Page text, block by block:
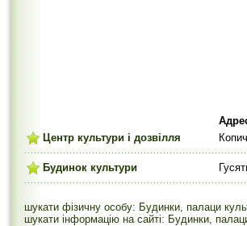
Центр культури і дозвілля
Будинок культури
шукати фізичну особу: Будинки, палаци
шукати інформацію на сайті: Будинки,